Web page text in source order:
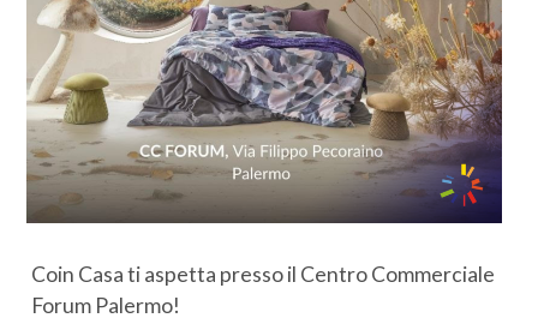
Coin Casa ti aspetta presso il Centro Commerciale
Forum Palermo!